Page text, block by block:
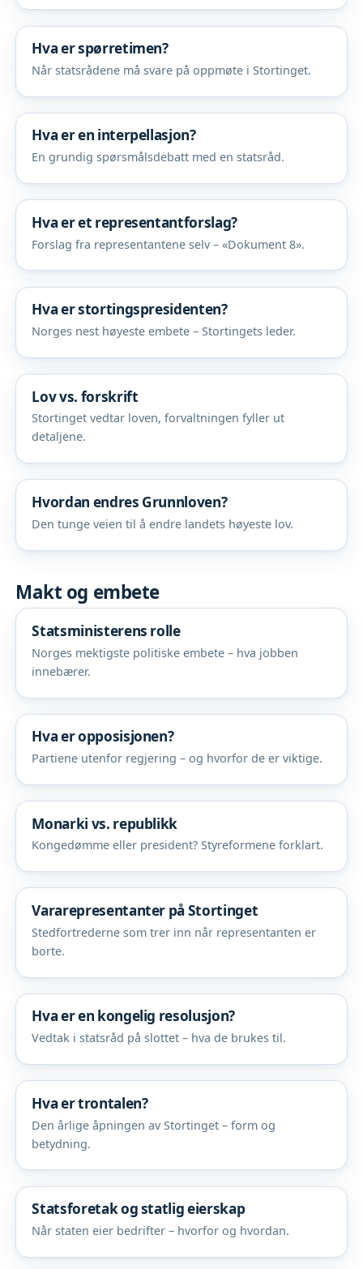
Hva er spørretimen?
Når statsrådene må svare på oppmøte i Stortinget.
Hva er en interpellasjon?
En grundig spørsmålsdebatt med en statsråd.
Hva er et representantforslag?
Forslag fra representantene selv – «Dokument 8».
Hva er stortingspresidenten?
Norges nest høyeste embete – Stortingets leder.
Lov vs. forskrift
Stortinget vedtar loven, forvaltningen fyller ut
detaljene.
Hvordan endres Grunnloven?
Den tunge veien til å endre landets høyeste lov.
Makt og embete
Statsministerens rolle
Norges mektigste politiske embete – hva jobben
innebærer.
Hva er opposisjonen?
Partiene utenfor regjering – og hvorfor de er viktige.
Monarki vs. republikk
Kongedømme eller president? Styreformene forklart.
Vararepresentanter på Stortinget
Stedfortrederne som trer inn når representanten er
borte.
Hva er en kongelig resolusjon?
Vedtak i statsråd på slottet – hva de brukes til.
Hva er trontalen?
Den årlige åpningen av Stortinget – form og
betydning.
Statsforetak og statlig eierskap
Når staten eier bedrifter – hvorfor og hvordan.